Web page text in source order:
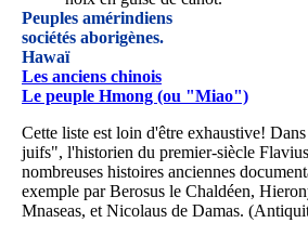
Peuples amérindiens
sociétés aborigènes.
Hawaï
Les anciens chinois
Le peuple Hmong (ou "Miao")
Cette liste est loin d'être exhaustive!
juifs", l'historien du premier-siècle
nombreuses histoires anciennes
exemple par Berosus le Chaldéen,
Mnaseas, et Nicolaus de Damas.